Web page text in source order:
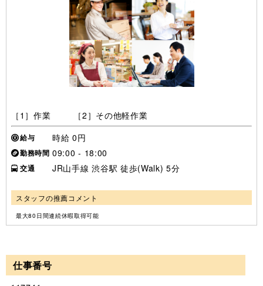
［1］作業 ［2］その他軽作業
給与 時給 0円
勤務時間 09:00 - 18:00
交通 JR山手線 渋谷駅 徒歩(Walk) 5分
スタッフの推薦コメント
最大80日間連続休暇取得可能
仕事番号